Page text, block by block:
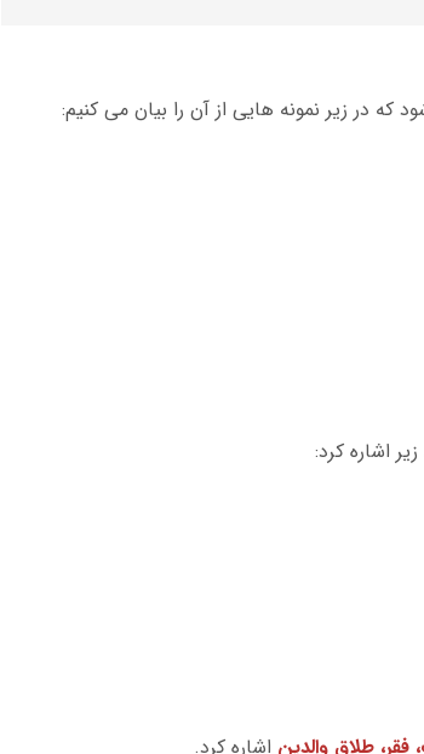
در زیر نمونه هایی از آن را بیان می کنیم:
اشاره کرد:
فقر، طلاق والدین اشاره کرد.